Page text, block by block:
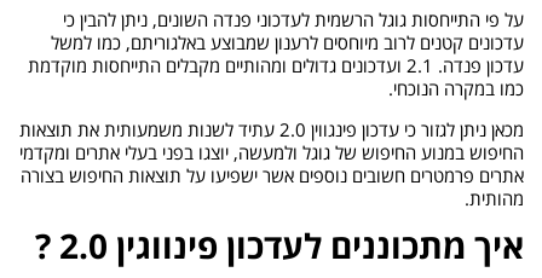
על פי התייחסות גוגל הרשמית לעדכוני פנדה השונים, ניתן להבין כי
עדכונים קטנים לרוב מיוחסים לרענון שמבוצע באלגוריתם, כמו למשל
עדכון פנדה. 2.1 ועדכונים גדולים ומהותיים מקבלים התייחסות מוקדמת
כמו במקרה הנוכחי.
מכאן ניתן לגזור כי עדכון פינגווין 2.0 עתיד לשנות משמעותית את תוצאות
החיפוש במנוע החיפוש של גוגל ולמעשה, יוצגו בפני בעלי אתרים ומקדמי
אתרים פרמטרים חשובים נוספים אשר ישפיעו על תוצאות החיפוש בצורה
מהותית.
איך מתכוננים לעדכון פינווגין 2.0 ?